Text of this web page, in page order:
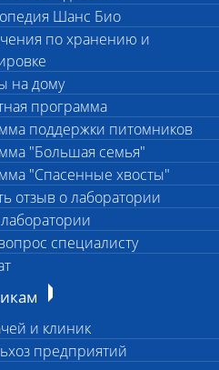
Шанс Био
по хранению и
на дому
программа
поддержки питомников
"Большая семья"
"Спасенные хвосты"
отзыв о лаборатории
специалисту
и клиник
предприятий
ТОЛЬКО МАТЕРИАЛ,
Кери-Блера
Эймса (Стюарта)
Эппендорфа (с